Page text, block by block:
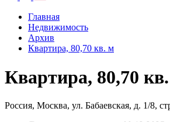
Главная
Недвижимость
Архив
Квартира, 80,70 кв. м
Квартира, 80,70
Россия, Москва, ул. Бабаевская, д. 1/8,